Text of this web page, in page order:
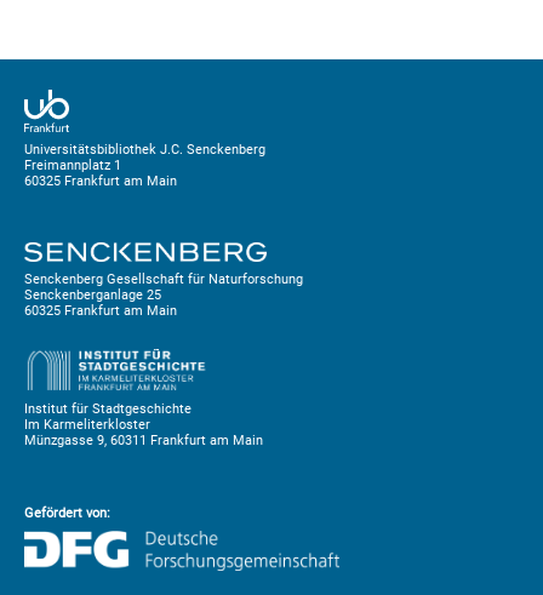
Universitätsbibliothek J.C. Senckenberg
Freimannplatz 1
60325 Frankfurt am Main
Senckenberg Gesellschaft für Naturforschung
Senckenberganlage 25
60325 Frankfurt am Main
Institut für Stadtgeschichte
Im Karmeliterkloster
Münzgasse 9, 60311 Frankfurt am Main
Gefördert von: